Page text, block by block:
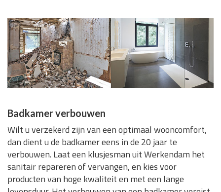
Badkamer verbouwen
Wilt u verzekerd zijn van een optimaal wooncomfort,
dan dient u de badkamer eens in de 20 jaar te
verbouwen. Laat een klusjesman uit Werkendam het
sanitair repareren of vervangen, en kies voor
producten van hoge kwaliteit en met een lange